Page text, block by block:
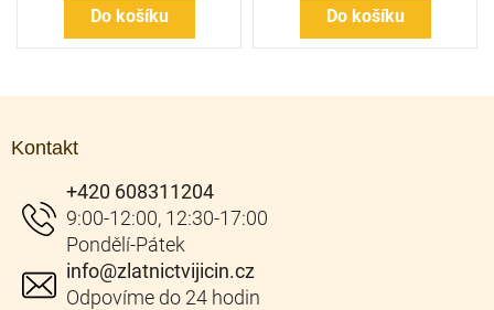
Do košíku Do košíku
Kontakt
info@zlatnictvijicin.cz
+420 608311204